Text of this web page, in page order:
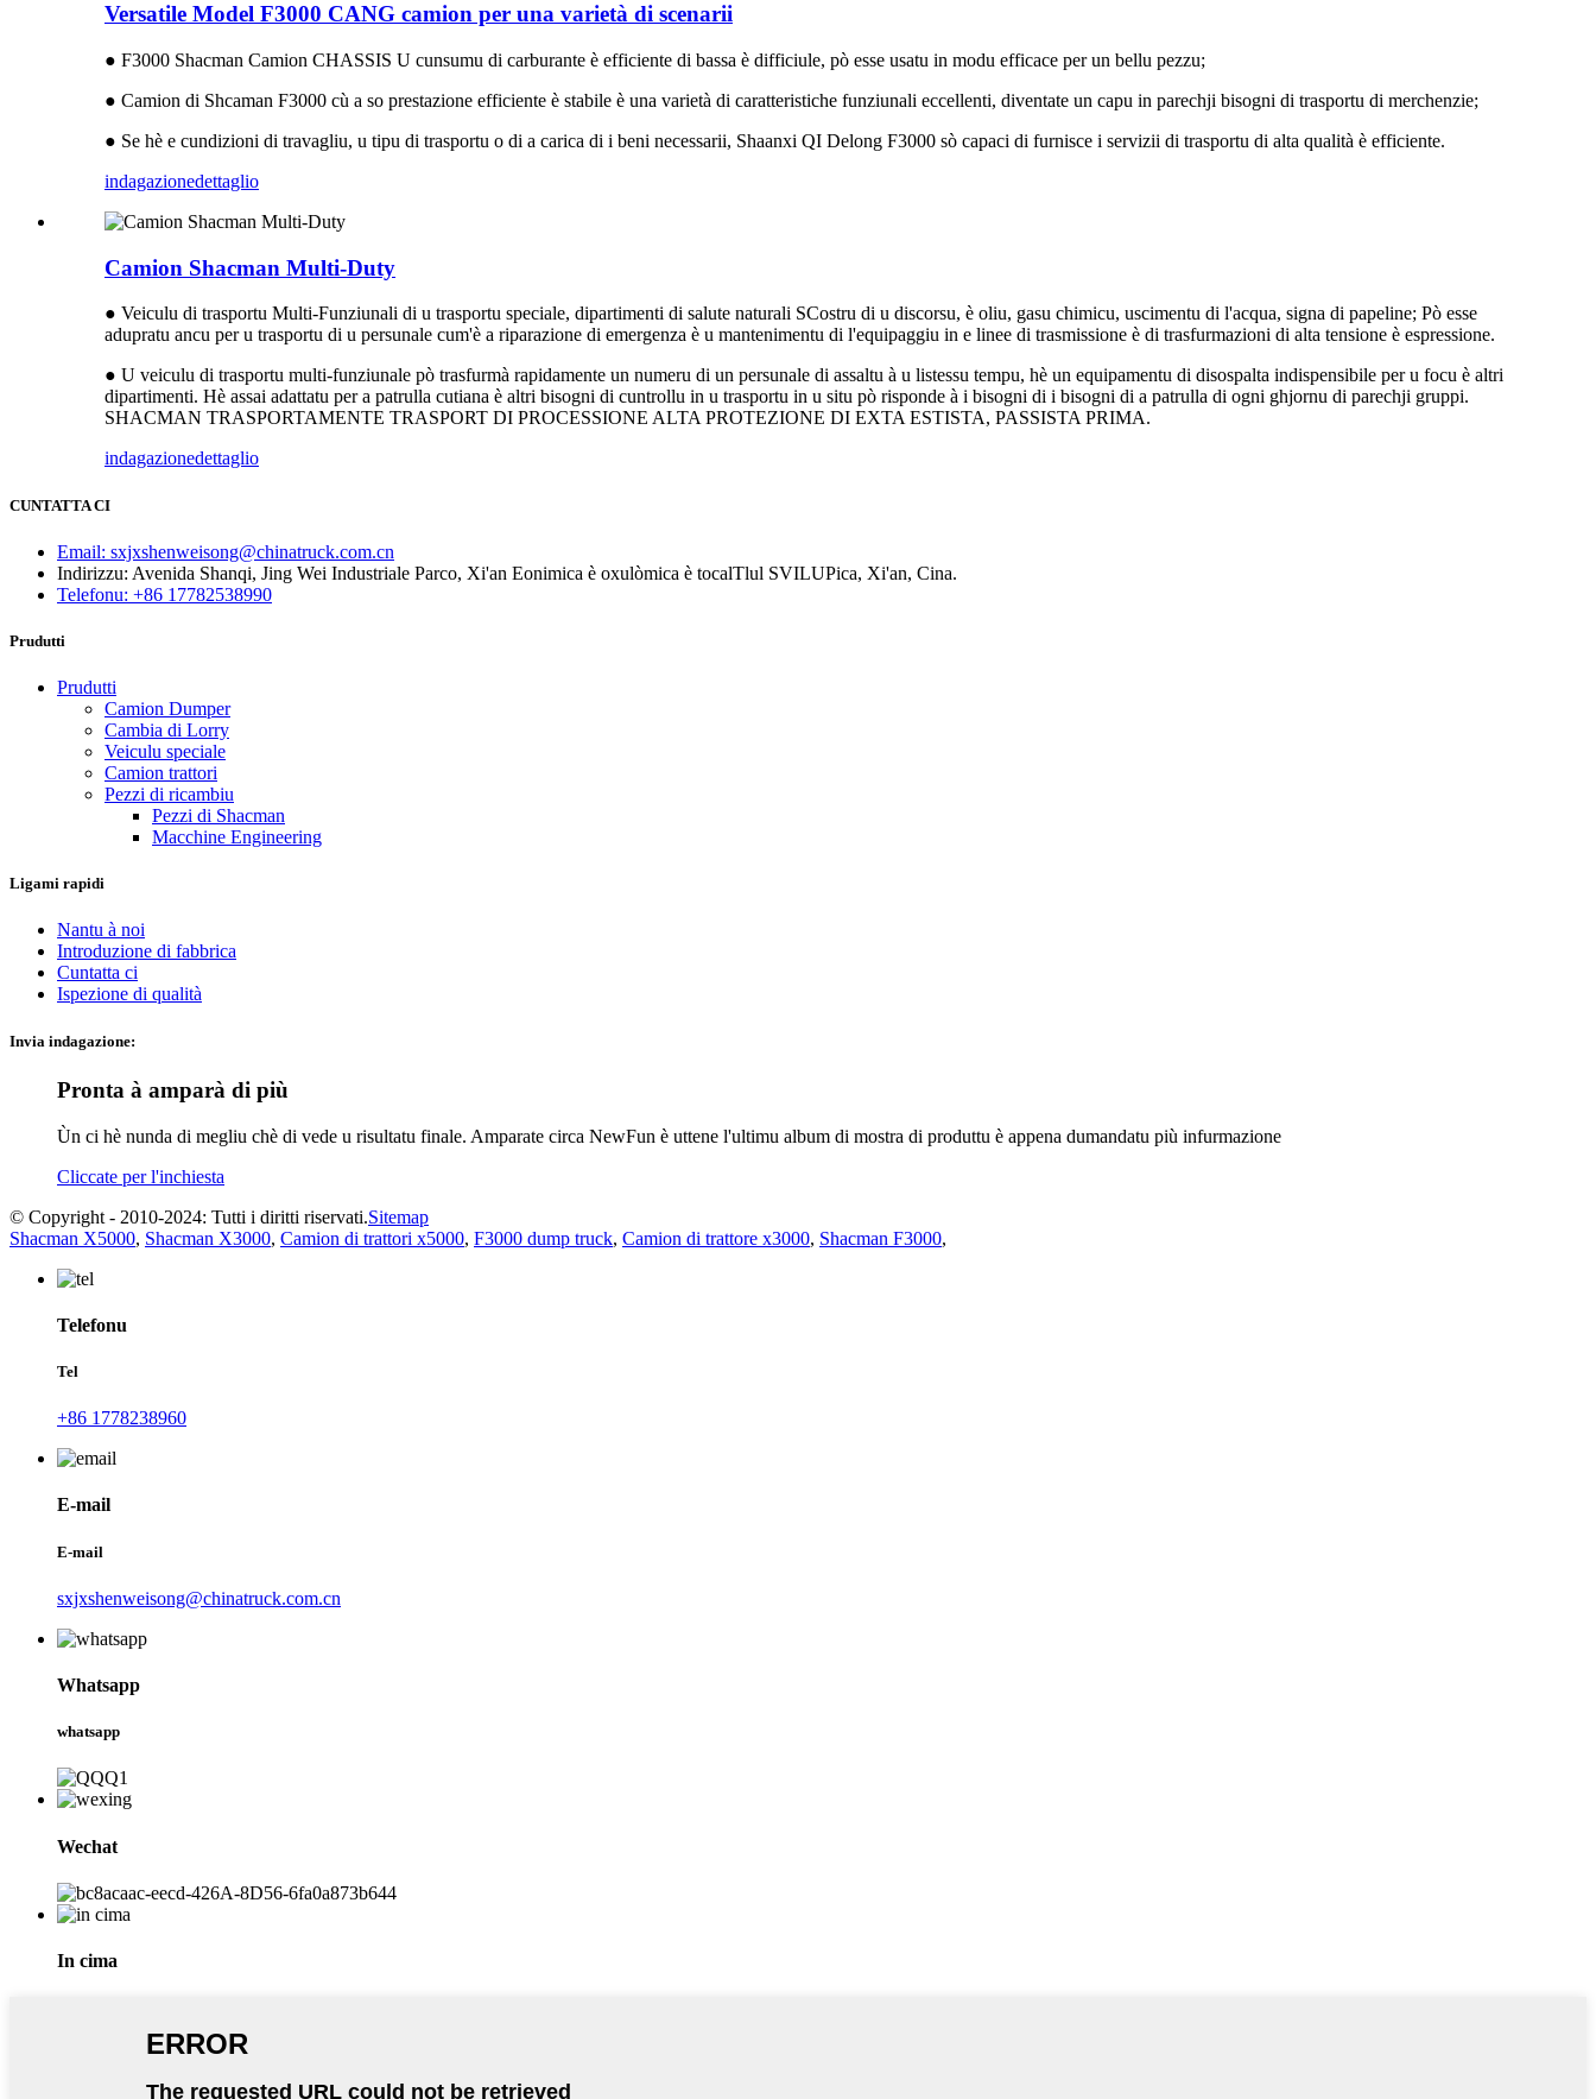
Versatile Model F3000 CANG camion per una varietà di scenarii
● F3000 Shacman Camion CHASSIS U cunsumu di carburante è efficiente di bassa è difficiule, pò esse usatu in modu efficace per un bellu pezzu;
● Camion di Shcaman F3000 cù a so prestazione efficiente è stabile è una varietà di caratteristiche funziunali eccellenti, diventate un capu in parechji bisogni di trasportu di merchenzie;
● Se hè e cundizioni di travagliu, u tipu di trasportu o di a carica di i beni necessarii, Shaanxi QI Delong F3000 sò capaci di furnisce i servizii di trasportu di alta qualità è efficiente.
indagazionedettaglio
Camion Shacman Multi-Duty
● Veiculu di trasportu Multi-Funziunali di u trasportu speciale, dipartimenti di salute naturali SCostru di u discorsu, è oliu, gasu chimicu, uscimentu di l'acqua, signa di papeline; Pò esse
adupratu ancu per u trasportu di u persunale cum'è a riparazione di emergenza è u mantenimentu di l'equipaggiu in e linee di trasmissione è di trasfurmazioni di alta tensione è espressione.
● U veiculu di trasportu multi-funziunale pò trasfurmà rapidamente un numeru di un persunale di assaltu à u listessu tempu, hè un equipamentu di disospalta indispensibile per u focu è altri
dipartimenti. Hè assai adattatu per a patrulla cutiana è altri bisogni di cuntrollu in u trasportu in u situ pò risponde à i bisogni di i bisogni di a patrulla di ogni ghjornu di parechji gruppi.
SHACMAN TRASPORTAMENTE TRASPORT DI PROCESSIONE ALTA PROTEZIONE DI EXTA ESTISTA, PASSISTA PRIMA.
indagazionedettaglio
CUNTATTA CI
Email: sxjxshenweisong@chinatruck.com.cn
Indirizzu: Avenida Shanqi, Jing Wei Industriale Parco, Xi'an Eonimica è oxulòmica è tocalTlul SVILUPica, Xi'an, Cina.
Telefonu: +86 17782538990
Prudutti
Prudutti
Camion Dumper
Cambia di Lorry
Veiculu speciale
Camion trattori
Pezzi di ricambiu
Pezzi di Shacman
Macchine Engineering
Ligami rapidi
Nantu à noi
Introduzione di fabbrica
Cuntatta ci
Ispezione di qualità
Invia indagazione:
Pronta à amparà di più
Ùn ci hè nunda di megliu chè di vede u risultatu finale. Amparate circa NewFun è uttene l'ultimu album di mostra di produttu è appena dumandatu più infurmazione
Cliccate per l'inchiesta
© Copyright - 2010-2024: Tutti i diritti riservati.Sitemap
Shacman X5000, Shacman X3000, Camion di trattori x5000, F3000 dump truck, Camion di trattore x3000, Shacman F3000,
Telefonu
Tel
+86 1778238960
E-mail
E-mail
sxjxshenweisong@chinatruck.com.cn
Whatsapp
whatsapp
Wechat
In cima